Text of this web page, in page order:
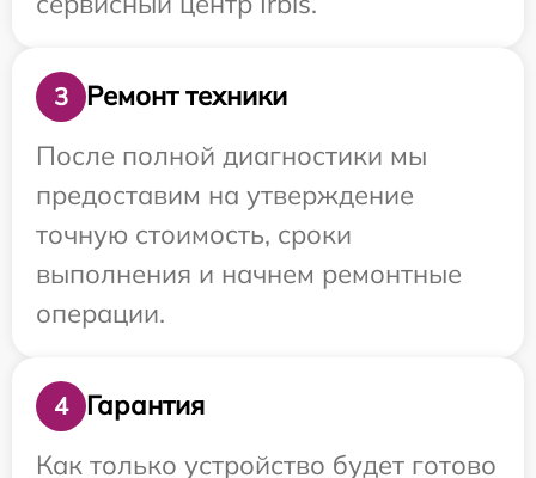
3
Ремонт техники
После полной диагностики мы
предоставим на утверждение
точную стоимость, сроки
выполнения и начнем ремонтные
операции.
4
Гарантия
Как только устройство будет готово